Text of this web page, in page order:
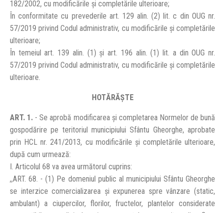
182/2002, cu modificările și completările ulterioare;
În conformitate cu prevederile art. 129 alin. (2) lit. c din OUG nr.
57/2019 privind Codul administrativ, cu modificările și completările
ulterioare;
În temeiul art. 139 alin. (1) şi art. 196 alin. (1) lit. a din OUG nr.
57/2019 privind Codul administrativ, cu modificările şi completările
ulterioare.
HOTĂRĂŞTE
ART. 1. - Se aprobă modificarea și completarea Normelor de bună
gospodărire pe teritoriul municipiului Sfântu Gheorghe, aprobate
prin HCL nr. 241/2013, cu modificările și completările ulterioare,
după cum urmează:
I. Articolul 68 va avea următorul cuprins:
,,ART. 68. - (1) Pe domeniul public al municipiului Sfântu Gheorghe
se interzice comercializarea și expunerea spre vânzare (static,
ambulant) a ciupercilor, florilor, fructelor, plantelor considerate